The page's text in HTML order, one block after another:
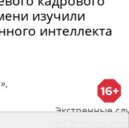
изучили
интеллекта
Экстренные